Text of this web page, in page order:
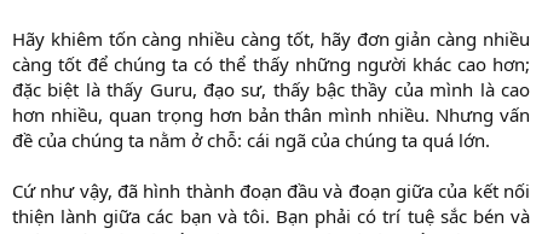
Hãy khiêm tốn càng nhiều càng tốt, hãy đơn giản càng nhiều
càng tốt để chúng ta có thể thấy những người khác cao hơn;
đặc biệt là thấy Guru, đạo sư, thấy bậc thầy của mình là cao
hơn nhiều, quan trọng hơn bản thân mình nhiều. Nhưng vấn
đề của chúng ta nằm ở chỗ: cái ngã của chúng ta quá lớn.
Cứ như vậy, đã hình thành đoạn đầu và đoạn giữa của kết nối
thiện lành giữa các bạn và tôi. Bạn phải có trí tuệ sắc bén và